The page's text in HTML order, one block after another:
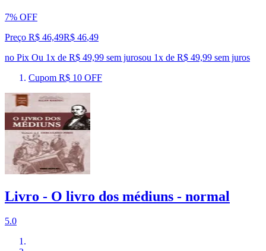
7% OFF
Preço R$ 46,49R$ 46,49
no Pix Ou 1x de R$ 49,99 sem jurosou 1x de R$ 49,99 sem juros
Cupom R$ 10 OFF
Livro - O livro dos médiuns - normal
5.0